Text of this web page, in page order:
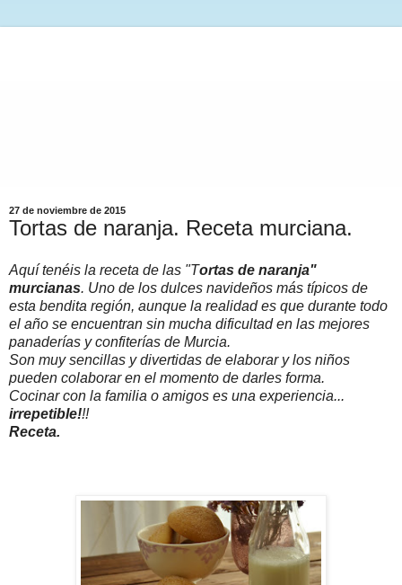
27 de noviembre de 2015
Tortas de naranja. Receta murciana.
Aquí tenéis la receta de las "Tortas de naranja"
murcianas. Uno de los dulces navideños más típicos de
esta bendita región, aunque la realidad es que durante todo
el año se encuentran sin mucha dificultad en las mejores
panaderías y confiterías de Murcia.
Son muy sencillas y divertidas de elaborar y los niños
pueden colaborar en el momento de darles forma.
Cocinar con la familia o amigos es una experiencia...
irrepetible!!!
Receta.